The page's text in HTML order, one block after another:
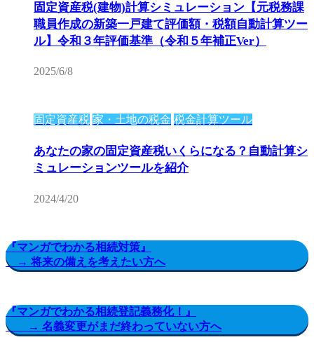
固定資産税(建物)計算シミュレーション【元税務課
職員作成の新築一戸建て評価額・税額自動計算ツー
ル】令和３年評価基準（令和５年補正Ver）
2025/6/8
固定資産税 家・土地の税金 税金計算ツール
あなたの家の固定資産税いくらになる？自動計算シ
ミュレーションツールを紹介
2024/4/20
『マンガでわかる相続対策』
→ 将来の備えを考えたい方へ
『マンガでわかる相続登記義務化！』
→ 名義変更がまだ終わっていない方へ